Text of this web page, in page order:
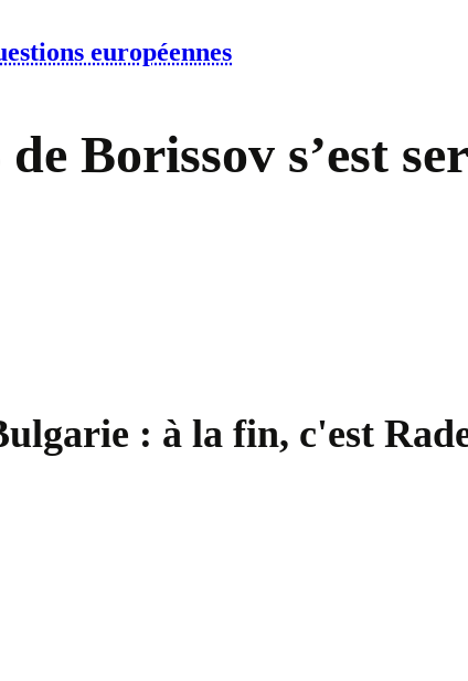
européennes
Borissov s’est
: à la fin, c'est